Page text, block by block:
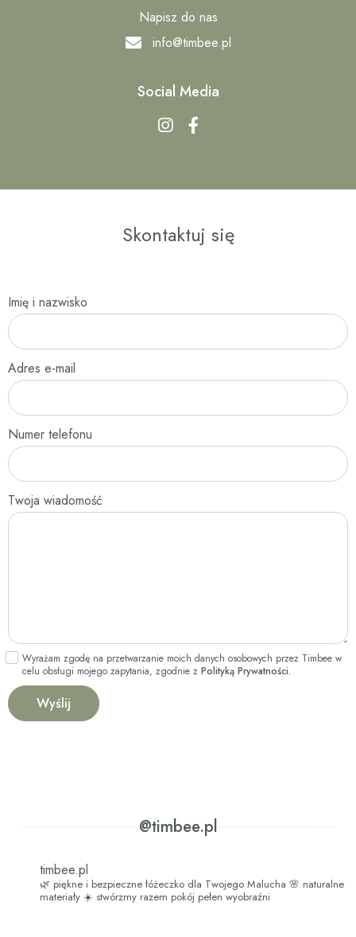
Napisz do nas
info@timbee.pl
Social Media
Skontaktuj się
Imię i nazwisko
Adres e-mail
Numer telefonu
Twoja wiadomość
Wyrażam zgodę na przetwarzanie moich danych osobowych przez Timbee w
celu obsługi mojego zapytania, zgodnie z Polityką Prywatności.
@timbee.pl
timbee.pl
🌿 piękne i bezpieczne łóżeczko dla Twojego Malucha 🌸 naturalne
materiały ☀️ stwórzmy razem pokój pełen wyobraźni